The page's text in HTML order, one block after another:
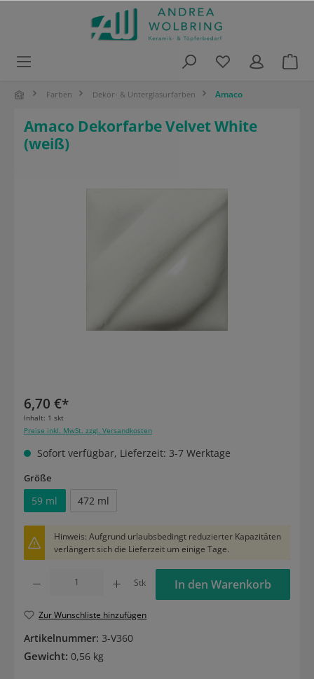
Farben Dekor- & Unterglasurfarben Amaco
Amaco Dekorfarbe Velvet White
(weiß)
6,70 €*
Inhalt: 1 skt
Preise inkl. MwSt. zzgl. Versandkosten
Sofort verfügbar, Lieferzeit: 3-7 Werktage
Größeauswählen
59 ml 472 ml
Hinweis: Aufgrund urlaubsbedingt reduzierter Kapazitäten
verlängert sich die Lieferzeit um einige Tage.
Produkt Anzahl: Gib den gewünschten Wert ein oder benutze die Schaltflächen um
Stk In den Warenkorb
Zur Wunschliste hinzufügen
Artikelnummer: 3-V360
Gewicht: 0,56 kg